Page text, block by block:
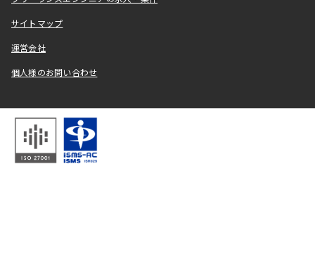
サイトマップ
運営会社
個人様のお問い合わせ